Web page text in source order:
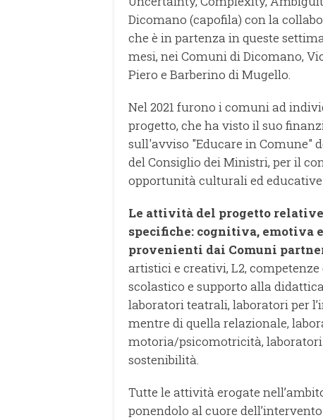
Dicomano (capofila) con la
che è in partenza in queste
mesi, nei Comuni di Dicomano,
Piero e Barberino di Mugello.
Nel 2021 furono i comuni ad
progetto, che ha visto il suo
sull'avviso "Educare in Comune"
del Consiglio dei Ministri, per il
opportunità culturali ed
Le attività del progetto
specifiche: cognitiva, emotiva
provenienti dai Comuni
artistici e creativi, L2,
scolastico e supporto alla
laboratori teatrali, laboratori per
mentre di quella relazionale,
motoria/psicomotricità,
sostenibilità.
Tutte le attività erogate
ponendolo al cuore